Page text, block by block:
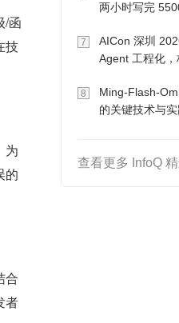
/函
技
为
的
合
者
两小时写完
7
AICon 深圳
Agent 工程化，
8
Ming-Flash-
的关键技术与实
查看更多 InfoQ